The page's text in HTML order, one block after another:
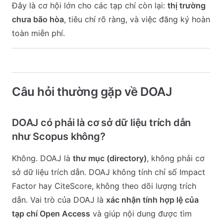
Đây là cơ hội lớn cho các tạp chí còn lại: thị trường
chưa bão hòa, tiêu chí rõ ràng, và việc đăng ký hoàn
toàn miễn phí.
Câu hỏi thường gặp về DOAJ
DOAJ có phải là cơ sở dữ liệu trích dẫn
như Scopus không?
Không. DOAJ là thư mục (directory), không phải cơ
sở dữ liệu trích dẫn. DOAJ không tính chỉ số Impact
Factor hay CiteScore, không theo dõi lượng trích
dẫn. Vai trò của DOAJ là xác nhận tính hợp lệ của
tạp chí Open Access và giúp nội dung được tìm